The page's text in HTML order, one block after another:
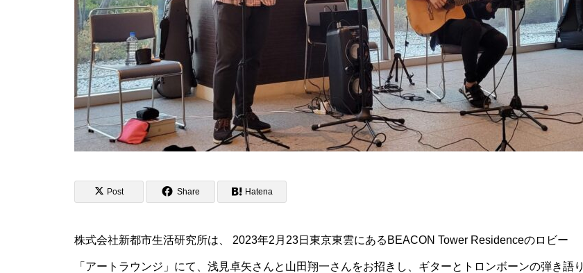
Post Share Hatena
株式会社新都市生活研究所は、 2023年2月23日東京東雲にあるBEACON Tower Residenceのロビー
「アートラウンジ」にて、浅見卓矢さんと山田翔一さんをお招きし、ギターとトロンボーンの弾き語り